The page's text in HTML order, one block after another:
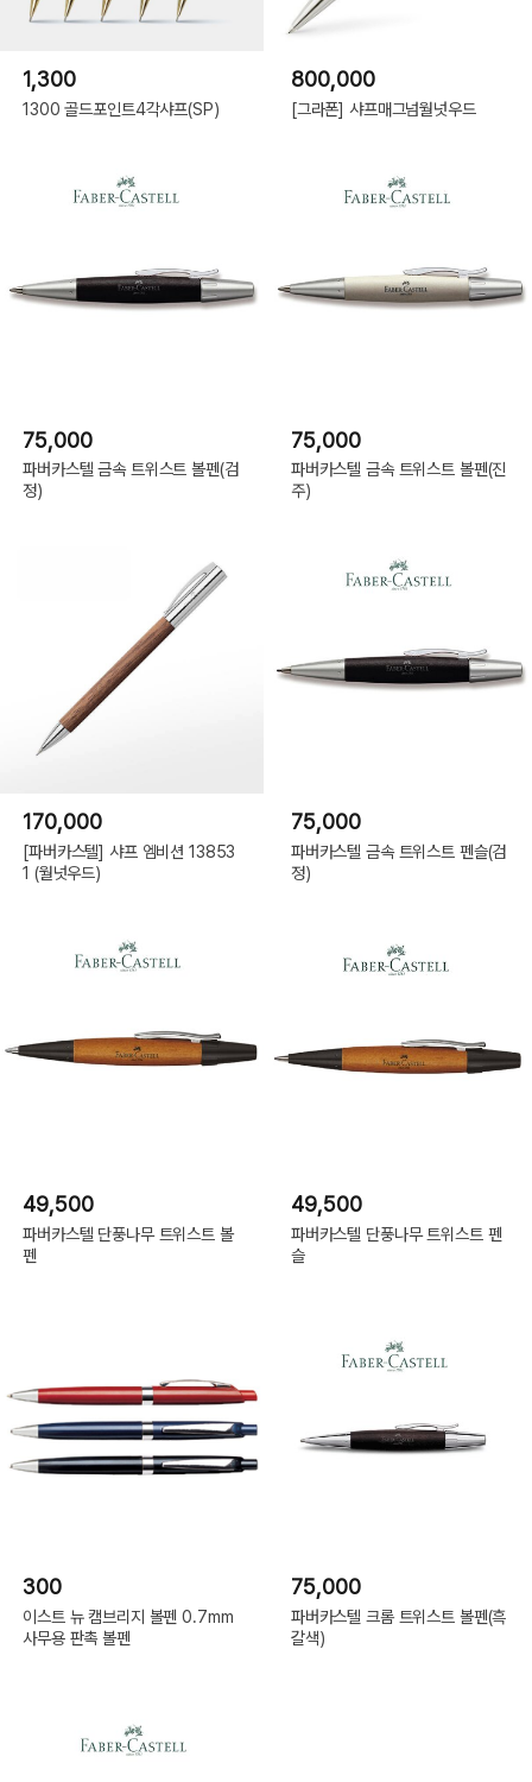
1,300
1300 골드포인트4각샤프(SP)
800,000
[그라폰] 샤프매그넘월넛우드
75,000
파버카스텔 금속 트위스트 볼펜(검
정)
75,000
파버카스텔 금속 트위스트 볼펜(진
주)
170,000
[파버카스텔] 샤프 엠비션 13853
1 (월넛우드)
75,000
파버카스텔 금속 트위스트 펜슬(검
정)
49,500
파버카스텔 단풍나무 트위스트 볼
펜
49,500
파버카스텔 단풍나무 트위스트 펜
슬
300
이스트 뉴 캠브리지 볼펜 0.7mm
사무용 판촉 볼펜
75,000
파버카스텔 크롬 트위스트 볼펜(흑
갈색)